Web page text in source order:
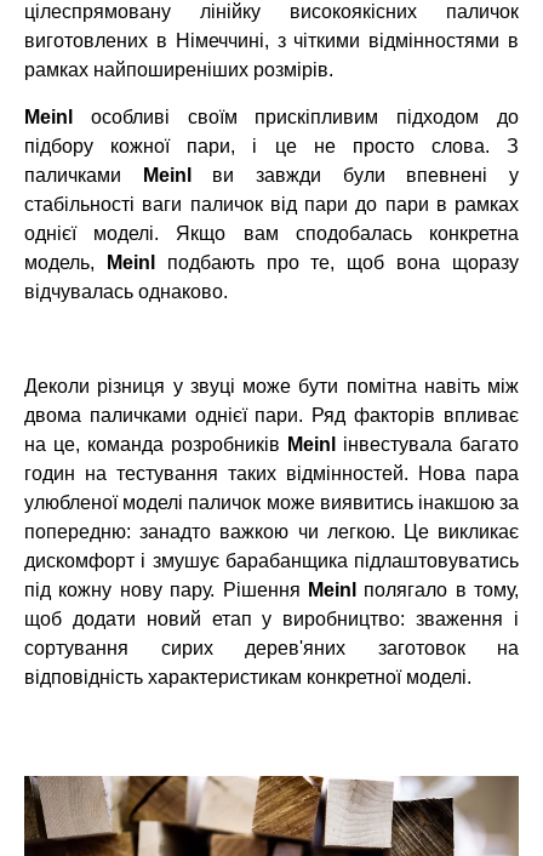
цілеспрямовану лінійку високоякісних паличок
виготовлених в Німеччині, з чіткими відмінностями в
рамках найпоширеніших розмірів.
Meinl особливі своїм прискіпливим підходом до
підбору кожної пари, і це не просто слова. З
паличками
Meinl ви завжди були впевнені у
стабільності ваги паличок від пари до пари в рамках
однієї моделі. Якщо вам сподобалась конкретна
модель,
Meinl подбають про те, щоб вона щоразу
відчувалась однаково.
Деколи різниця у звуці може бути помітна навіть між
двома паличками однієї пари. Ряд факторів впливає
на це, команда розробників Meinl інвестувала багато
годин на тестування таких відмінностей. Нова пара
улюбленої моделі паличок може виявитись інакшою за
попередню: занадто важкою чи легкою. Це викликає
дискомфорт і змушує барабанщика підлаштовуватись
під кожну нову пару. Рішення Meinl полягало в тому,
щоб додати новий етап у виробництво: зваження і
сортування сирих дерев'яних заготовок на
відповідність характеристикам конкретної моделі.